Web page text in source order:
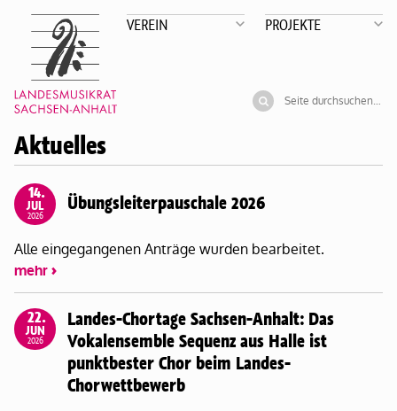
VEREIN PROJEKTE
Aktuelles
14.
JUL
2026 Übungsleiterpauschale 2026
Alle eingegangenen Anträge wurden bearbeitet.
mehr
22.
JUN
2026
Landes-Chortage Sachsen-Anhalt: Das
Vokalensemble Sequenz aus Halle ist
punktbester Chor beim Landes-
Chorwettbewerb